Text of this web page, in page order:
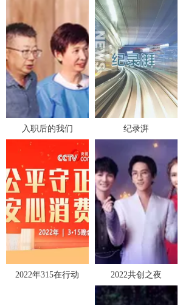
入职后的我们 纪录湃
2022年315在行动 2022共创之夜